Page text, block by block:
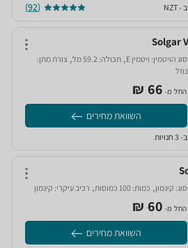
ב - NZT (92)
סוג הויטמין: ויטמין E‏ ,תכולה:59.2 מל‏ ,צורת מתן:
נוזל‏
החל מ- 66‏ ₪
השוואת מחירים
ב- 3 חנויות
סוג: קינמון‏, כמות:100 כמוסות‏ , רכיב עיקרי: קינמון‏
החל מ- 60‏ ₪
השוואת מחירים